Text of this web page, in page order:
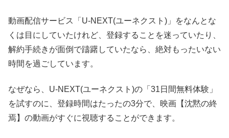
動画配信サービス「U-NEXT(ユーネクスト)」をなんとな
くは目にしていたけれど、登録することを迷っていたり、
解約手続きが面倒で躊躇していたなら、絶対もったいない
時間を過ごしています。
なぜなら、U-NEXT(ユーネクスト)の「31日間無料体験」
を試すのに、登録時間はたったの3分で、映画【沈黙の終
焉】の動画がすぐに視聴することができます。